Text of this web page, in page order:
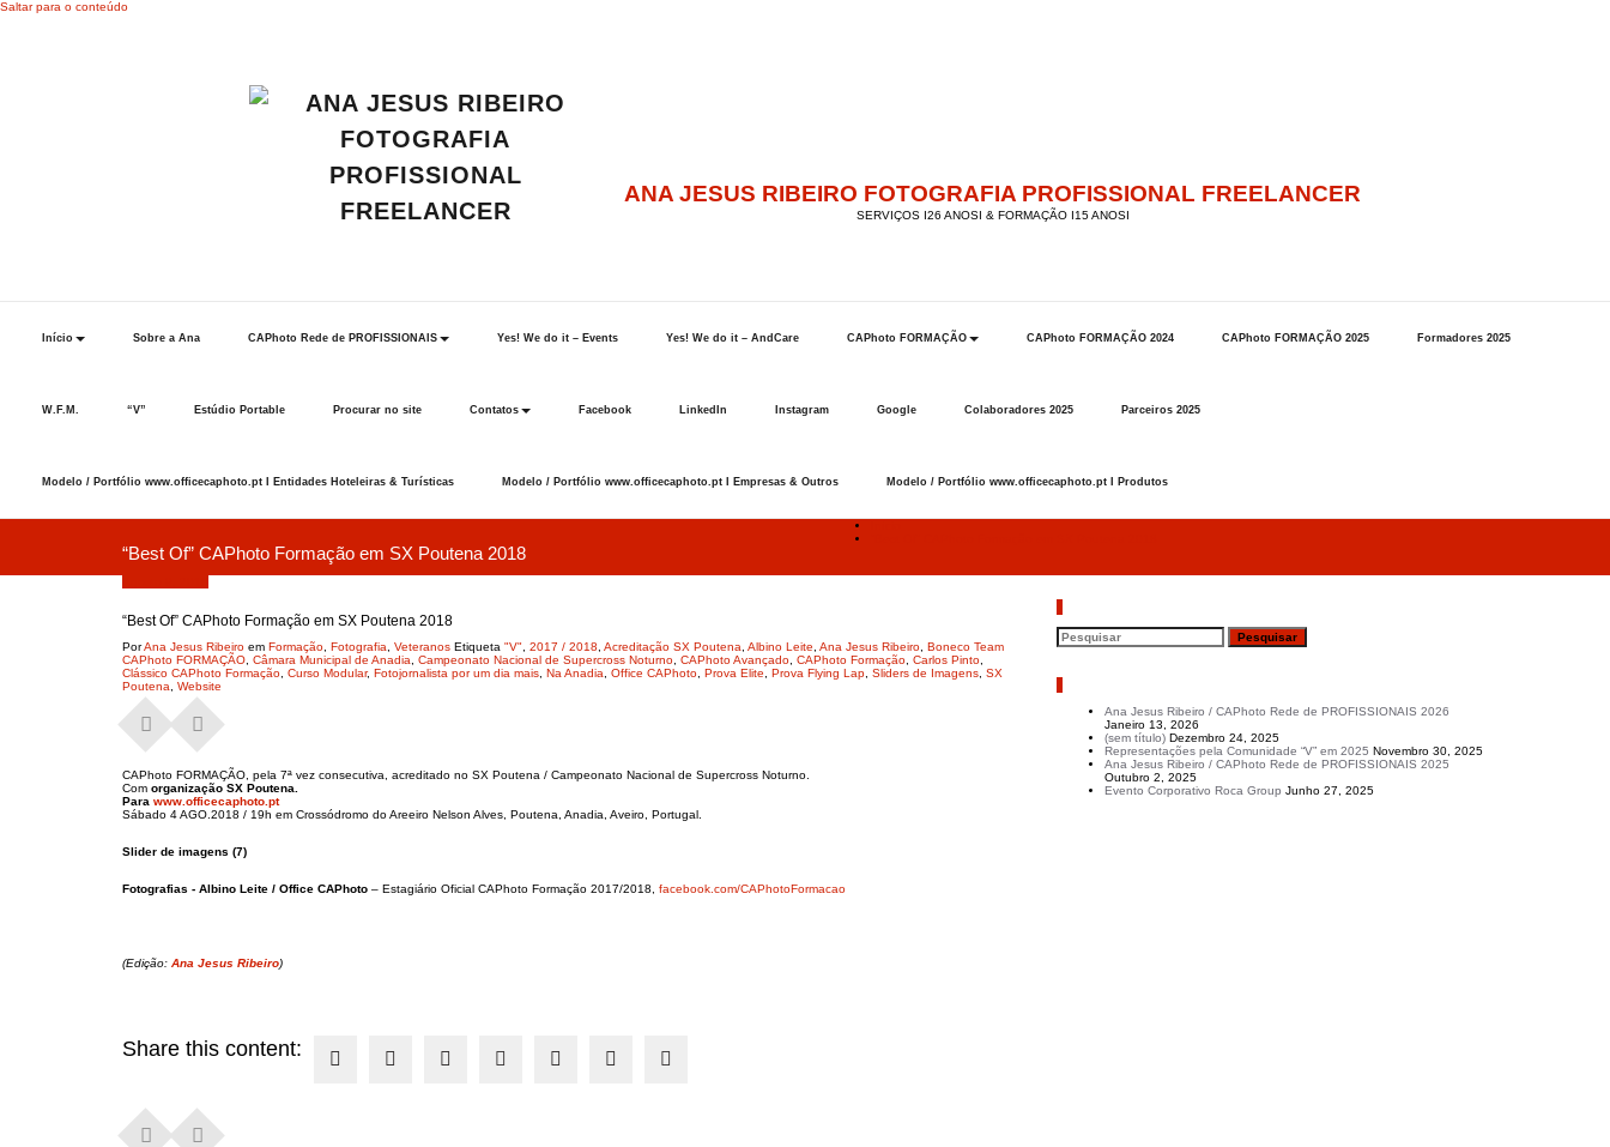
Saltar para o conteúdo
ANA JESUS RIBEIRO FOTOGRAFIA PROFISSIONAL FREELANCER
SERVIÇOS I26 ANOSI & FORMAÇÃO I15 ANOSI
Início Sobre a Ana CAPhoto Rede de PROFISSIONAIS Yes! We do it – Events Yes! We do it – AndCare CAPhoto FORMAÇÃO CAPhoto FORMAÇÃO 2024 CAPhoto FORMAÇÃO 2025 Formadores 2025
W.F.M. “V” Estúdio Portable Procurar no site Contatos Facebook LinkedIn Instagram Google Colaboradores 2025 Parceiros 2025
Modelo / Portfólio www.officecaphoto.pt I Entidades Hoteleiras & Turísticas Modelo / Portfólio www.officecaphoto.pt I Empresas & Outros Modelo / Portfólio www.officecaphoto.pt I Produtos
“Best Of” CAPhoto Formação em SX Poutena 2018
“Best Of” CAPhoto Formação em SX Poutena 2018
PorAna Jesus Ribeiro em Formação Fotografia Veteranos Etiqueta "V" 2017 / 2018 Acreditação SX Poutena Albino Leite Ana Jesus Ribeiro Boneco Team
CAPhoto FORMAÇÃO Câmara Municipal de Anadia Campeonato Nacional de Supercross Noturno CAPhoto Avançado CAPhoto Formação Carlos Pinto
Clássico CAPhoto Formação Curso Modular, Fotojornalista por um dia mais Na Anadia Office CAPhoto Prova Elite Prova Flying Lap Sliders de Imagens SX
Poutena
Website
CAPhoto FORMAÇÃO, pela 7ª vez consecutiva, acreditado no SX Poutena / Campeonato Nacional de Supercross Noturno.
Com organização SX Poutena.
Para www.officecaphoto.pt
Sábado 4 AGO.2018 / 19h em Crossódromo do Areeiro Nelson Alves, Poutena, Anadia, Aveiro, Portugal.
Slider de imagens (7)
Fotografias - Albino Leite / Office CAPhoto – Estagiário Oficial CAPhoto Formação 2017/2018, facebook.com/CAPhotoFormacao
(Edição: Ana Jesus Ribeiro)
Share this content:
Ana Jesus Ribeiro / CAPhoto Rede de PROFISSIONAIS 2026
Janeiro 13, 2026
(sem título) Dezembro 24, 2025
Representações pela Comunidade “V” em 2025 Novembro 30, 2025
Ana Jesus Ribeiro / CAPhoto Rede de PROFISSIONAIS 2025
Outubro 2, 2025
Evento Corporativo Roca Group Junho 27, 2025